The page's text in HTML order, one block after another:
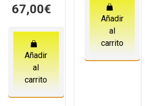
El
precio
original
85,00€.
67,00€El
actual
Añadir
al
carrito
Añadir
al
carrito